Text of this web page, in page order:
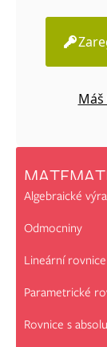
Algebraické
Odmocniny
Lineární rovnice
Parametrické
Rovnice s